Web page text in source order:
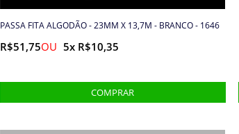
PASSA FITA ALGODÃO - 23MM X 13,7M - BRANCO - 1646
R$51,75 5x R$10,35